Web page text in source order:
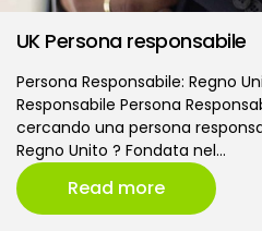
UK Persona responsabile
Persona Responsabile: Regno
Responsabile Persona
cercando una persona
Regno Unito ? Fondata nel…
Read more